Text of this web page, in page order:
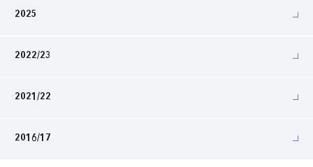
2025
2022/23
2021/22
2016/17